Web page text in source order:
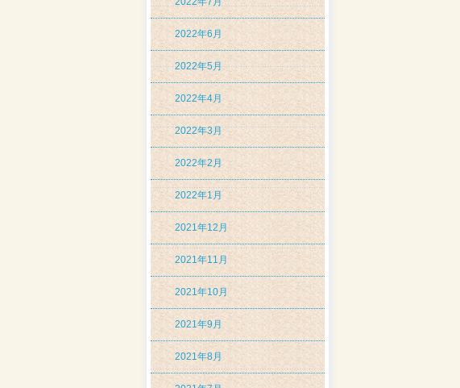
2022年6月
2022年5月
2022年4月
2022年3月
2022年2月
2022年1月
2021年12月
2021年11月
2021年10月
2021年9月
2021年8月